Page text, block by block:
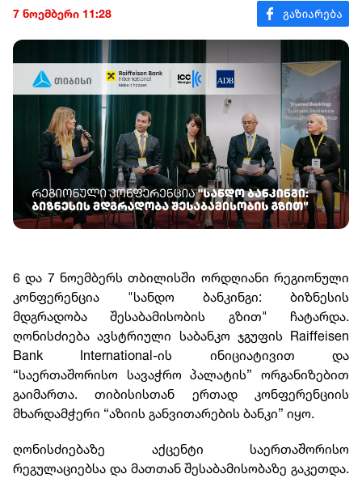
7 ნოემბერი 11:28
6 და 7 ნოემბერს თბილისში ორდღიანი რეგიონული
კონფერენცია "სანდო ბანკინგი: ბიზნესის
მდგრადობა შესაბამისობის გზით" ჩატარდა.
ღონისძიება ავსტრიული საბანკო ჯგუფის Raiffeisen
Bank International-ის ინიციატივით და
“საერთაშორისო სავაჭრო პალატის” ორგანიზებით
გაიმართა. თიბისისთან ერთად კონფერენციის
მხარდამჭერი “აზიის განვითარების ბანკი” იყო.
ღონისძიებაზე აქცენტი საერთაშორისო
რეგულაციებსა და მათთან შესაბამისობაზე გაკეთდა.